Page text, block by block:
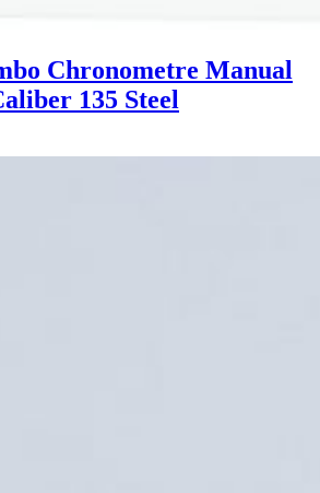
Chronometre Manual
135 Steel